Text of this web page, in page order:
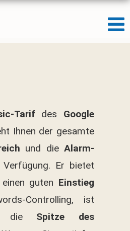
Tarif des Google
Ihnen der gesamte
und die Alarm-
Er bietet
guten Einstieg
Controlling, ist
die Spitze des